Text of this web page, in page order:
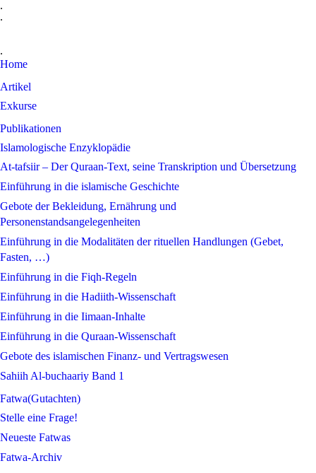
.
.
.
Home
Artikel
Exkurse
Publikationen
Islamologische Enzyklopädie
At-tafsiir – Der Quraan-Text, seine Transkription und Übersetzung
Einführung in die islamische Geschichte
Gebote der Bekleidung, Ernährung und
Personenstandsangelegenheiten
Einführung in die Modalitäten der rituellen Handlungen (Gebet,
Fasten, …)
Einführung in die Fiqh-Regeln
Einführung in die Hadiith-Wissenschaft
Einführung in die Iimaan-Inhalte
Einführung in die Quraan-Wissenschaft
Gebote des islamischen Finanz- und Vertragswesen
Sahiih Al-buchaariy Band 1
Fatwa(Gutachten)
Stelle eine Frage!
Neueste Fatwas
Fatwa-Archiv